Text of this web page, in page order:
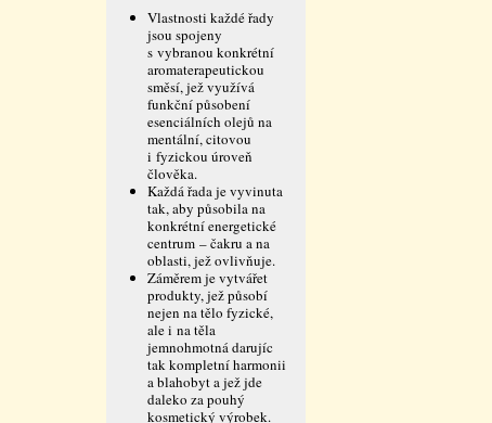
Vlastnosti každé řady
jsou spojeny
s vybranou konkrétní
aromaterapeutickou
směsí, jež využívá
funkční působení
esenciálních olejů na
mentální, citovou
i fyzickou úroveň
člověka.
Každá řada je vyvinuta
tak, aby působila na
konkrétní energetické
centrum – čakru a na
oblasti, jež ovlivňuje.
Záměrem je vytvářet
produkty, jež působí
nejen na tělo fyzické,
ale i na těla
jemnohmotná darujíc
tak kompletní harmonii
a blahobyt a jež jde
daleko za pouhý
kosmetický výrobek.